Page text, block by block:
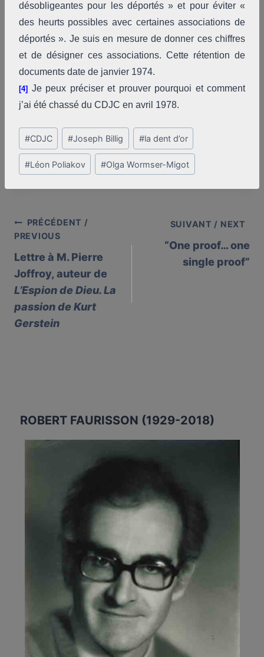
désobligeantes pour les déportés » et pour éviter «
des heurts possibles avec certaines associations de
déportés ». Je suis en mesure de donner ces chiffres
et de désigner ces associations. Cette rétention de
documents date de janvier 1974.
[4] Je peux préciser et prouver pourquoi et comment
j’ai été chassé du CDJC en avril 1978.
Post
Tags:
#CDJC #Joseph Billig #la dent d’or
#Léon Poliakov #Olga Wormser-Migot
Post
navigation
PRÉCÉDENT /
PREVIOUS
Lettre à M. Pierre
Joffroy, auteur de
L’Espion de Dieu. La
passion de Kurt
Gerstein
SUIVANT / NEXT
“One proof… one
single proof”
ROBERT FAURISSON (1929-2018)